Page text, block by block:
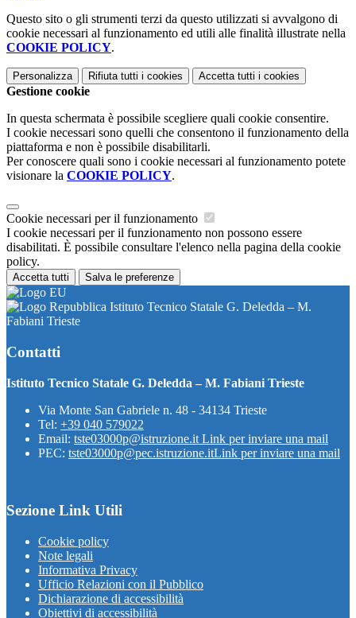
Questo sito o gli strumenti terzi da questo utilizzati si avvalgono di
cookie necessari al funzionamento ed utili alle finalità illustrate nella
COOKIE POLICY.
Personalizza Rifiuta tutti i cookies Accetta tutti i cookies
Gestione cookie
In questa schermata è possibile scegliere quali cookie consentire.
I cookie necessari sono quelli che consentono il funzionamento della
piattaforma e non è possibile disabilitarli.
Per conoscere quali sono i cookie necessari al funzionamento potete
visionare la COOKIE POLICY.
Cookie necessari per il funzionamento
I cookie necessari per il funzionamento non possono essere
disabilitati. È possibile consultare l'elenco nella pagina della cookie
policy.
Accetta tutti Salva le preferenze
Istituto Tecnico Statale G. Deledda – M.
Fabiani Trieste
Contatti
Istituto Tecnico Statale G. Deledda – M. Fabiani Trieste
Via Monte San Gabriele n. 48 - 34134 Trieste
Tel: +39 040 579022
Email: tste03000p@istruzione.it Link per inviare una mail
PEC: tste03000p@pec.istruzione.itLink per inviare una mail
Sezione Link Utili
Cookie policy
Note legali
Informativa Privacy
Ufficio Relazioni con il Pubblico
Dichiarazione di accessibilità
Obiettivi di accessibilità